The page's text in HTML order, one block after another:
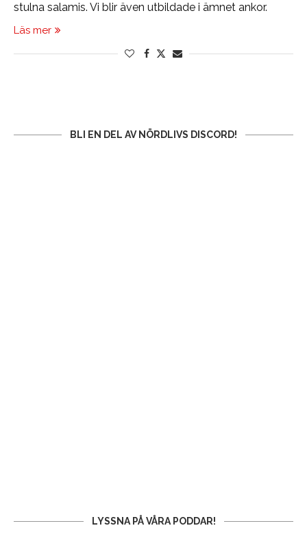
stulna salamis. Vi blir även utbildade i ämnet ankor.
Läs mer
BLI EN DEL AV NÖRDLIVS DISCORD!
LYSSNA PÅ VÅRA PODDAR!